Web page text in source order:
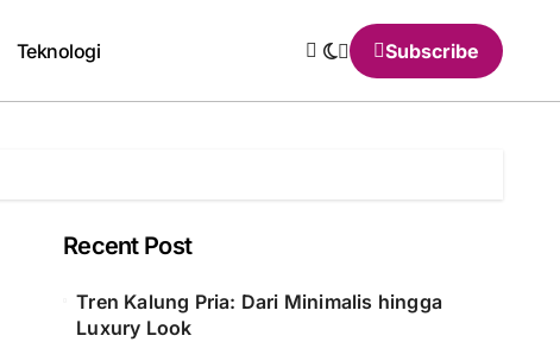
Teknologi Subscribe
Recent Post
Tren Kalung Pria: Dari Minimalis hingga
Luxury Look